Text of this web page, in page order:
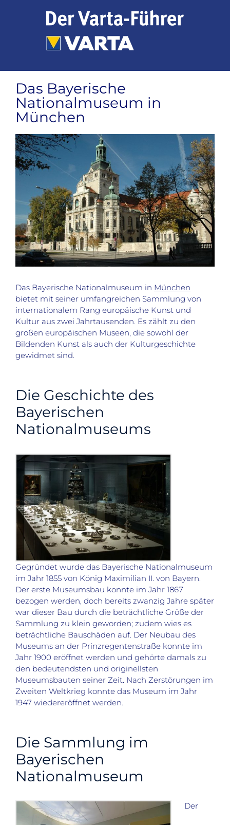
Das Bayerische
Nationalmuseum in
München
Zeige
grösseres
Bild
Das Bayerische Nationalmuseum in München
bietet mit seiner umfangreichen Sammlung von
internationalem Rang europäische Kunst und
Kultur aus zwei Jahrtausenden. Es zählt zu den
großen europäischen Museen, die sowohl der
Bildenden Kunst als auch der Kulturgeschichte
gewidmet sind.
Die Geschichte des
Bayerischen
Nationalmuseums
Gegründet wurde das Bayerische Nationalmuseum
im Jahr 1855 von König Maximilian II. von Bayern.
Der erste Museumsbau konnte im Jahr 1867
bezogen werden, doch bereits zwanzig Jahre später
war dieser Bau durch die beträchtliche Größe der
Sammlung zu klein geworden; zudem wies es
beträchtliche Bauschäden auf. Der Neubau des
Museums an der Prinzregentenstraße konnte im
Jahr 1900 eröffnet werden und gehörte damals zu
den bedeutendsten und originellsten
Museumsbauten seiner Zeit. Nach Zerstörungen im
Zweiten Weltkrieg konnte das Museum im Jahr
1947 wiedereröffnet werden.
Die Sammlung im
Bayerischen
Nationalmuseum
Der